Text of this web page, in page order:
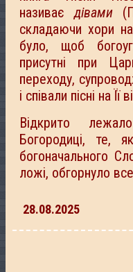
називаєдівами
складаючи хори
було, щоб
присутні при
переходу,
і співали пісні на Її
Відкрито
Богородиці, те,
богоначального
ложі, обгорнуло
28.08.2025